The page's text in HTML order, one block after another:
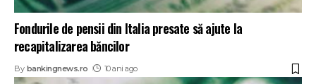
Fondurile de pensii din Italia presate să ajute la
recapitalizarea băncilor
By bankingnews.ro 10 ani ago